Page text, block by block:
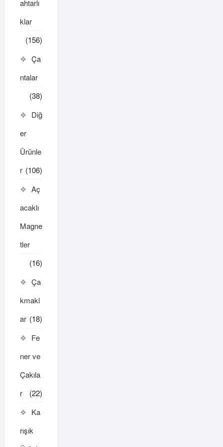
ahtarlı
klar
(156)
Ça
ntalar
(38)
Diğ
er
Ürünle
r (106)
Aç
acaklı
Magne
tler
(16)
Ça
kmakl
ar (18)
Fe
ner ve
Çakıla
r
(22)
Ka
rışık